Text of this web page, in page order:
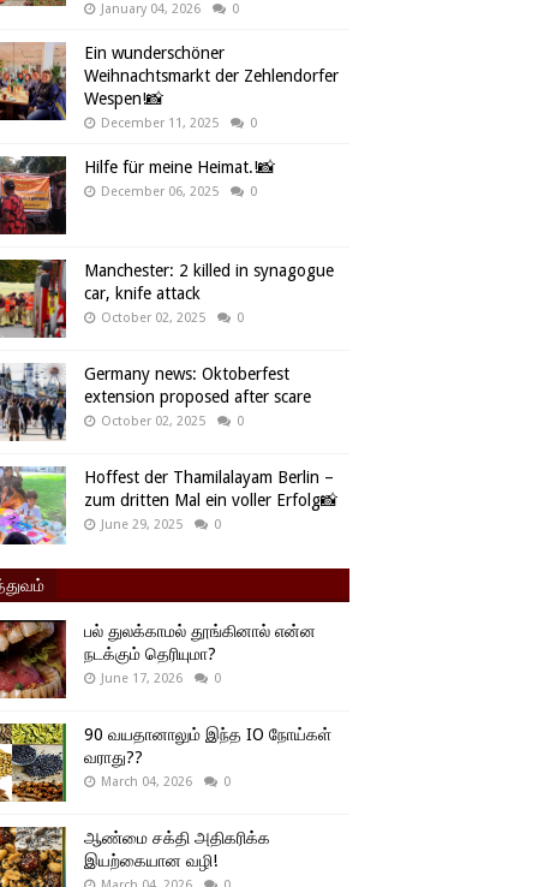
January 04, 2026 0
Ein wunderschöner
Weihnachtsmarkt der Zehlendorfer
Wespen!📸
December 11, 2025 0
Hilfe für meine Heimat.!📸
December 06, 2025 0
Manchester: 2 killed in synagogue
car, knife attack
October 02, 2025 0
Germany news: Oktoberfest
extension proposed after scare
October 02, 2025 0
Hoffest der Thamilalayam Berlin –
zum dritten Mal ein voller Erfolg📸
June 29, 2025 0
பல் துலக்காமல் தூங்கினால் என்ன
நடக்கும் தெரியுமா?
June 17, 2026 0
90 வயதானாலும் இந்த IO நோய்கள்
வராது??
March 04, 2026 0
ஆண்மை சக்தி அதிகரிக்க
இயற்கையான வழி!